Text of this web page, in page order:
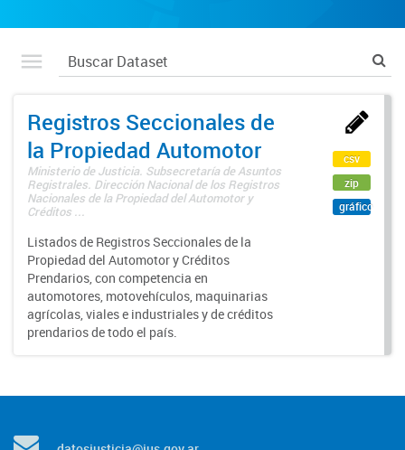
Registros Seccionales de
la Propiedad Automotor
Ministerio de Justicia. Subsecretaría de Asuntos
Registrales. Dirección Nacional de los Registros
Nacionales de la Propiedad del Automotor y
Créditos ...
Listados de Registros Seccionales de la
Propiedad del Automotor y Créditos
Prendarios, con competencia en
automotores, motovehículos, maquinarias
agrícolas, viales e industriales y de créditos
prendarios de todo el país.
csv
zip
gráfico